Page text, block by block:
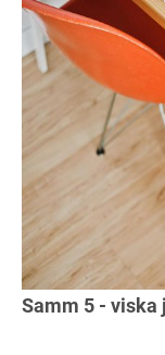
Samm 5 -